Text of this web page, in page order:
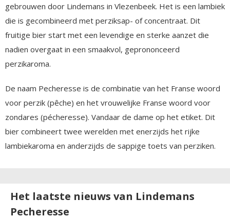
gebrouwen door Lindemans in Vlezenbeek. Het is een lambiek
die is gecombineerd met perziksap- of concentraat. Dit
fruitige bier start met een levendige en sterke aanzet die
nadien overgaat in een smaakvol, geprononceerd
perzikaroma.
De naam Pecheresse is de combinatie van het Franse woord
voor perzik (pêche) en het vrouwelijke Franse woord voor
zondares (pécheresse). Vandaar de dame op het etiket. Dit
bier combineert twee werelden met enerzijds het rijke
lambiekaroma en anderzijds de sappige toets van perziken.
Het laatste nieuws van Lindemans
Pecheresse